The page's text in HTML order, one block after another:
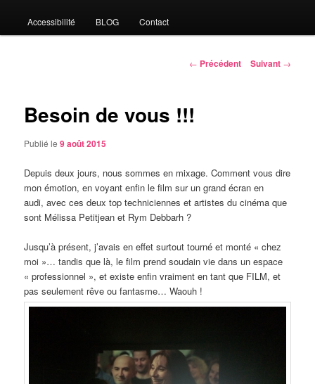
Accessibilité BLOG Contact
Navigation
← Précédent Suivant →
Besoin de vous !!!
Publié le9 août 2015
Depuis deux jours, nous sommes en mixage. Comment vous dire
mon émotion, en voyant enfin le film sur un grand écran en
audi, avec ces deux top techniciennes et artistes du cinéma que
sont Mélissa Petitjean et Rym Debbarh ?
Jusqu’à présent, j’avais en effet surtout tourné et monté « chez
moi »… tandis que là, le film prend soudain vie dans un espace
« professionnel », et existe enfin vraiment en tant que FILM, et
pas seulement rêve ou fantasme… Waouh !